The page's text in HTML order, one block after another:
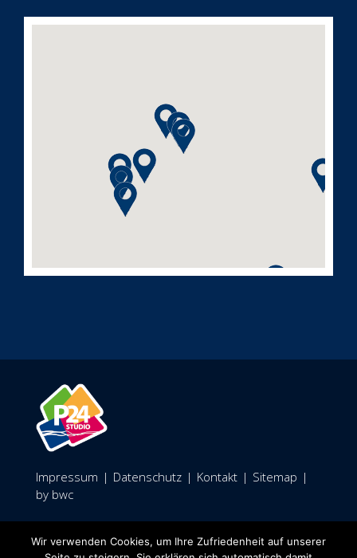
Impressum | Datenschutz | Kontakt | Sitemap |
by bwc
Facebook
Wir verwenden Cookies, um Ihre Zufriedenheit auf unserer